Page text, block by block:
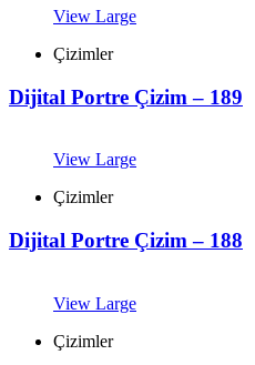
View Large
Çizimler
Dijital Portre Çizim – 189
View Large
Çizimler
Dijital Portre Çizim – 188
View Large
Çizimler